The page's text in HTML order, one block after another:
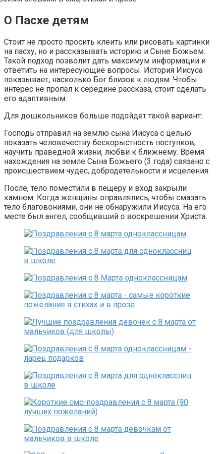
О Пасхе детям
Стоит не просто просить клеить или рисовать картинки
на пасху, но и рассказывать историю и Сыне Божьем.
Такой подход позволит дать максимум информации и
ответить на интересующие вопросы. История Иисуса
показывает, насколько Бог близок к людям. Чтобы
интерес не пропал к середине рассказа, стоит сделать
его адаптивным.
Для дошкольников больше подойдет такой вариант:
Господь отправил на землю сына Иисуса с целью
показать человечеству бескорыстность поступков,
научить праведной жизни, любви к ближнему. Время
нахождения на земле Сына Божьего (3 года) связано с
происшествием чудес, добродетельности и исцеления.
После, тело поместили в пещеру и вход закрыли
камнем. Когда женщины оправлялись, чтобы смазать
тело благовониями, они не обнаружили Иисуса. На его
месте был ангел, сообщивший о воскрешении Христа.